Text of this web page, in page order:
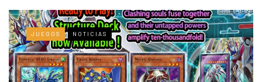
JUEGOS NOTICIAS